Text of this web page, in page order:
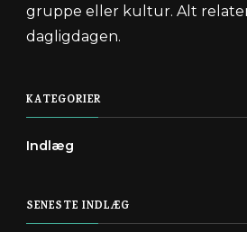
gruppe eller kultur. Alt
dagligdagen.
KATEGORIER
Indlæg
SENESTE INDLÆG